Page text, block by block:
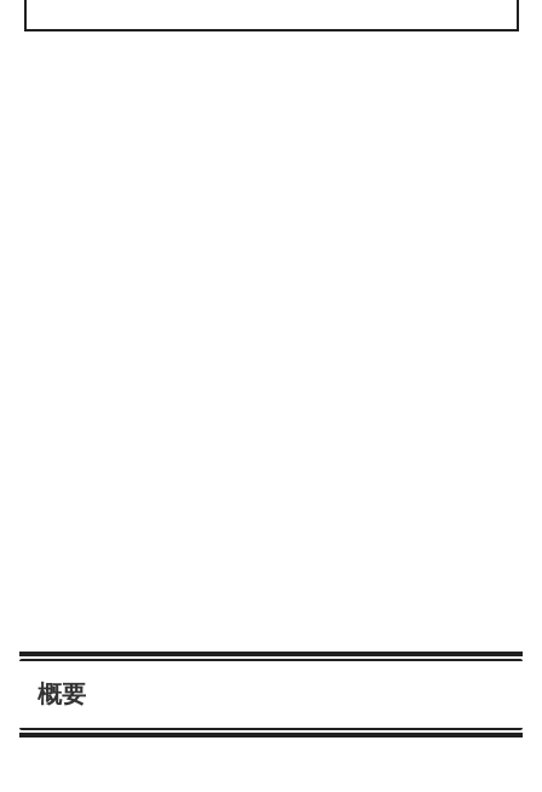
概要